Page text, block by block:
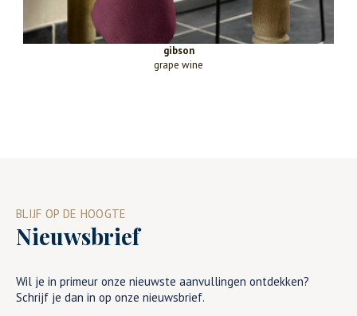
gibson
grape wine
BLIJF OP DE HOOGTE
Nieuwsbrief
Wil je in primeur onze nieuwste aanvullingen ontdekken?
Schrijf je dan in op onze nieuwsbrief.